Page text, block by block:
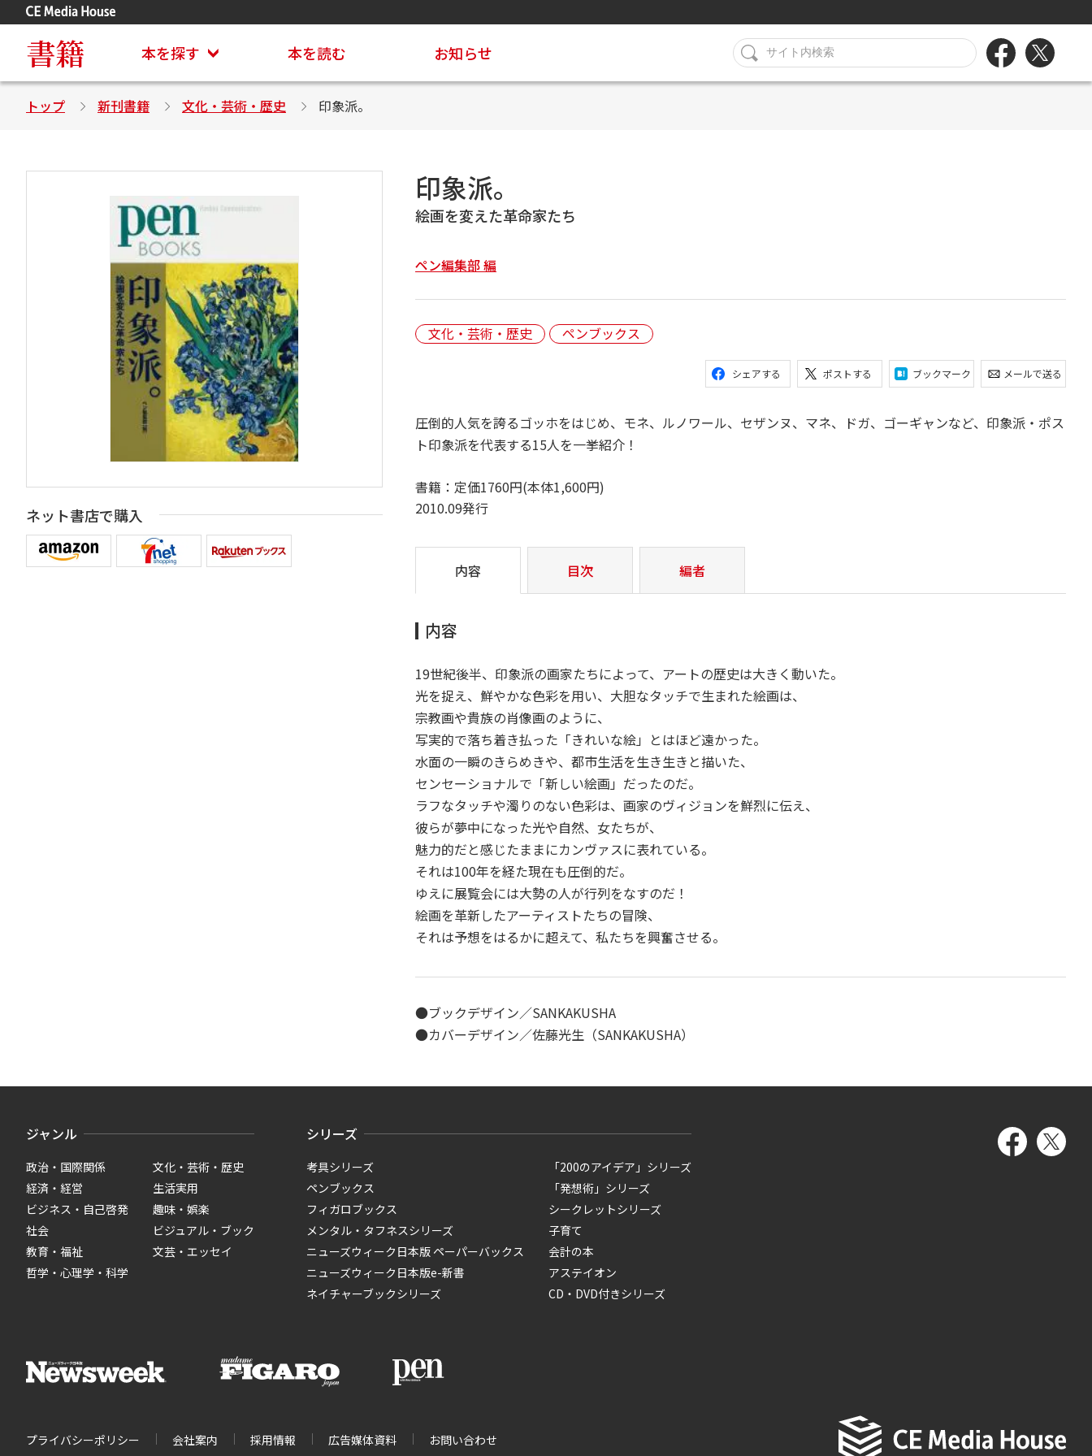
書籍 本を探す 本を読む お知らせ
トップ 新刊書籍 文化・芸術・歴史 印象派。
ネット書店で購入
印象派。
絵画を変えた革命家たち
ペン編集部 編
文化・芸術・歴史 ペンブックス
シェアする ポストする ブックマーク メールで送る
圧倒的人気を誇るゴッホをはじめ、モネ、ルノワール、セザンヌ、マネ、ドガ、ゴーギャンなど、印象派・ポス
ト印象派を代表する15人を一挙紹介！
書籍：定価1760円(本体1,600円)
2010.09発行
内容 目次 編者
内容
19世紀後半、印象派の画家たちによって、アートの歴史は大きく動いた。
光を捉え、鮮やかな色彩を用い、大胆なタッチで生まれた絵画は、
宗教画や貴族の肖像画のように、
写実的で落ち着き払った「きれいな絵」とはほど遠かった。
水面の一瞬のきらめきや、都市生活を生き生きと描いた、
センセーショナルで「新しい絵画」だったのだ。
ラフなタッチや濁りのない色彩は、画家のヴィジョンを鮮烈に伝え、
彼らが夢中になった光や自然、女たちが、
魅力的だと感じたままにカンヴァスに表れている。
それは100年を経た現在も圧倒的だ。
ゆえに展覧会には大勢の人が行列をなすのだ！
絵画を革新したアーティストたちの冒険、
それは予想をはるかに超えて、私たちを興奮させる。
●ブックデザイン／SANKAKUSHA
●カバーデザイン／佐藤光生（SANKAKUSHA）
ジャンル
政治・国際関係
経済・経営
ビジネス・自己啓発
社会
教育・福祉
哲学・心理学・科学
文化・芸術・歴史
生活実用
趣味・娯楽
ビジュアル・ブック
文芸・エッセイ
シリーズ
考具シリーズ
ペンブックス
フィガロブックス
メンタル・タフネスシリーズ
ニューズウィーク日本版 ペーパーバックス
ニューズウィーク日本版e-新書
ネイチャーブックシリーズ
「200のアイデア」シリーズ
「発想術」シリーズ
シークレットシリーズ
子育て
会計の本
アステイオン
CD・DVD付きシリーズ
プライバシーポリシー 会社案内 採用情報 広告媒体資料 お問い合わせ